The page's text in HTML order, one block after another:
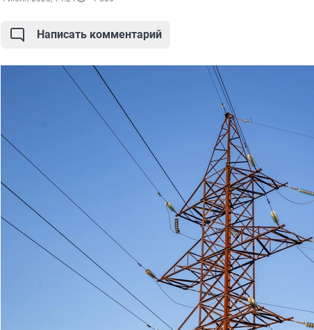
Написать комментарий